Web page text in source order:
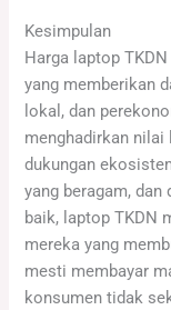
Kesimpulan
Harga laptop
yang memberikan
lokal, dan
menghadirkan nilai
dukungan
yang beragam, dan
baik, laptop TKDN
mereka yang
mesti membayar
konsumen tidak